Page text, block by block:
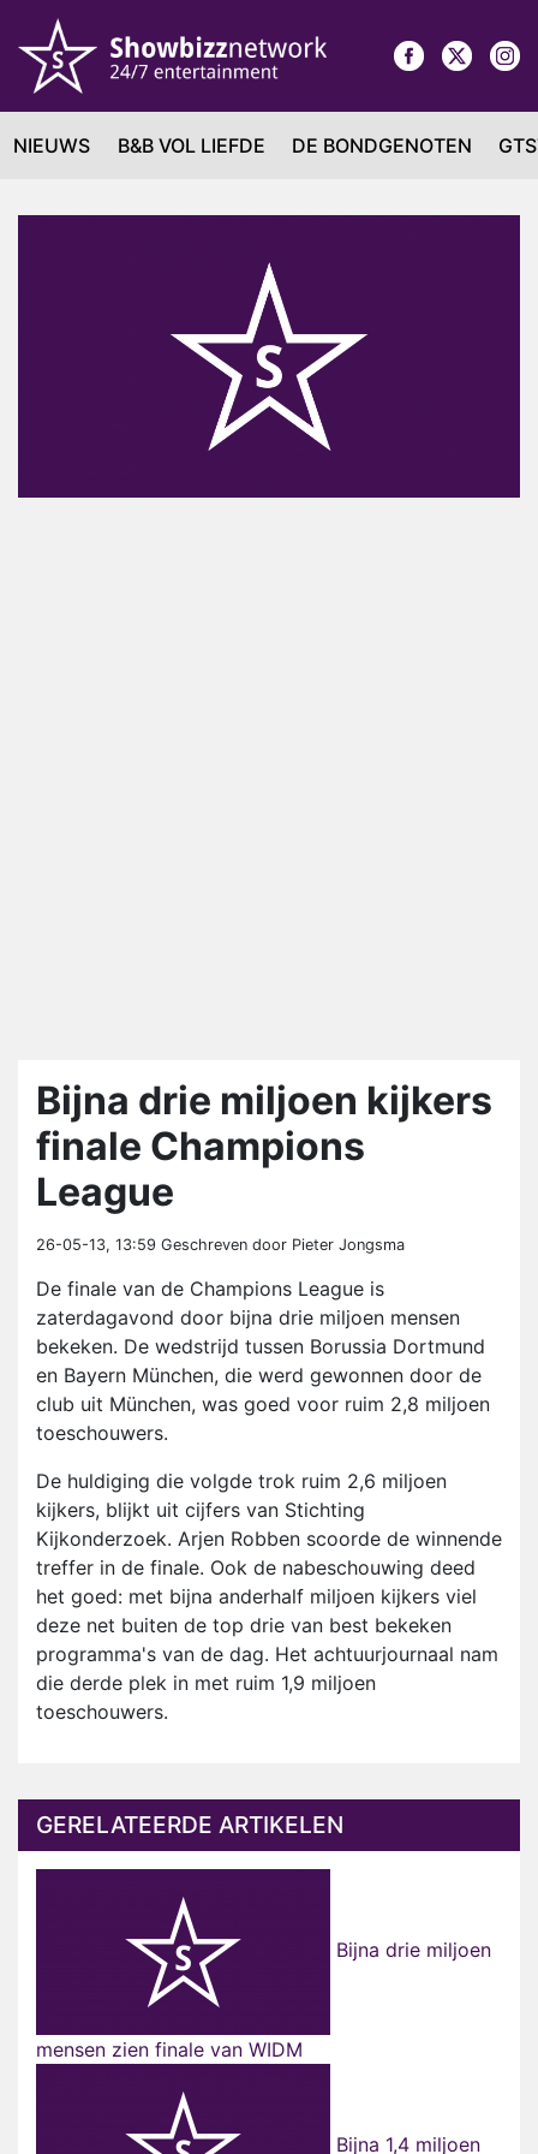
NIEUWS B&B VOL LIEFDE DE BONDGENOTEN
Bijna drie miljoen kijkers
finale Champions
League
26-05-13, 13:59 Geschreven door Pieter Jongsma
De finale van de Champions League is
zaterdagavond door bijna drie miljoen mensen
bekeken. De wedstrijd tussen Borussia Dortmund
en Bayern München, die werd gewonnen door de
club uit München, was goed voor ruim 2,8 miljoen
toeschouwers.
De huldiging die volgde trok ruim 2,6 miljoen
kijkers, blijkt uit cijfers van Stichting
Kijkonderzoek. Arjen Robben scoorde de winnende
treffer in de finale. Ook de nabeschouwing deed
het goed: met bijna anderhalf miljoen kijkers viel
deze net buiten de top drie van best bekeken
programma's van de dag. Het achtuurjournaal nam
die derde plek in met ruim 1,9 miljoen
toeschouwers.
GERELATEERDE ARTIKELEN
Bijna drie miljoen
mensen zien finale van WIDM
Bijna 1,4 miljoen